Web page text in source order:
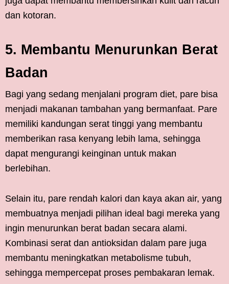
dan kotoran.
5. Membantu Menurunkan Berat
Badan
Bagi yang sedang menjalani program diet, pare bisa
menjadi makanan tambahan yang bermanfaat. Pare
memiliki kandungan serat tinggi yang membantu
memberikan rasa kenyang lebih lama, sehingga
dapat mengurangi keinginan untuk makan
berlebihan.
Selain itu, pare rendah kalori dan kaya akan air, yang
membuatnya menjadi pilihan ideal bagi mereka yang
ingin menurunkan berat badan secara alami.
Kombinasi serat dan antioksidan dalam pare juga
membantu meningkatkan metabolisme tubuh,
sehingga mempercepat proses pembakaran lemak.